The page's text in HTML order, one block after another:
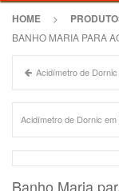
HOME >
BANHO MARIA PARA
Acidímetro de
Acidímetro de Dornic em
Banho Maria